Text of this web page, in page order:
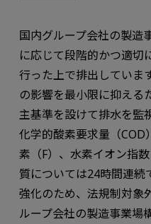
国内グループ会社の製造
に応じて段階的かつ適切
行った上で排出していま
の影響を最小限に抑える
主基準を設けて排水を監
化学的酸素要求量（COD
素（F）、水素イオン指
質については24時間連続
強化のため、法規制対象
ループ会社の製造事業場